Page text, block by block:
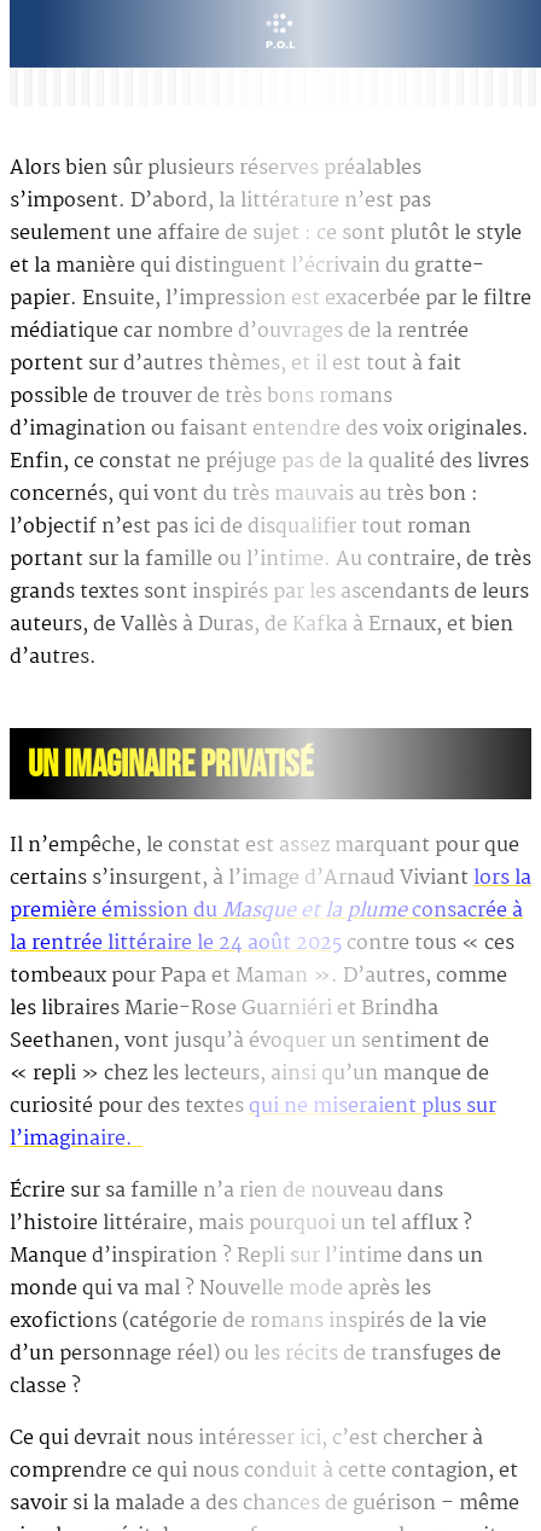
Alors bien sûr plusieurs réserves préalables
s’imposent. D’abord, la littérature n’est pas
seulement une affaire de sujet : ce sont plutôt le style
et la manière qui distinguent l’écrivain du gratte-
papier. Ensuite, l’impression est exacerbée par le filtre
médiatique car nombre d’ouvrages de la rentrée
portent sur d’autres thèmes, et il est tout à fait
possible de trouver de très bons romans
d’imagination ou faisant entendre des voix originales.
Enfin, ce constat ne préjuge pas de la qualité des livres
concernés, qui vont du très mauvais au très bon :
l’objectif n’est pas ici de disqualifier tout roman
portant sur la famille ou l’intime. Au contraire, de très
grands textes sont inspirés par les ascendants de leurs
auteurs, de Vallès à Duras, de Kafka à Ernaux, et bien
d’autres.
UN IMAGINAIRE PRIVATISÉ
Il n’empêche, le constat est assez marquant pour que
certains s’insurgent, à l’image d’Arnaud Viviantlors la
première émission duMasque et la plumeconsacrée à
la rentrée littéraire le 24 août 2025contre tous « ces
tombeaux pour Papa et Maman ». D’autres, comme
les libraires Marie-Rose Guarniéri et Brindha
Seethanen, vont jusqu’à évoquer un sentiment de
« repli » chez les lecteurs, ainsi qu’un manque de
curiosité pour des textesqui ne miseraient plus sur
l’imaginaire.
Écrire sur sa famille n’a rien de nouveau dans
l’histoire littéraire, mais pourquoi un tel afflux ?
Manque d’inspiration ? Repli sur l’intime dans un
monde qui va mal ? Nouvelle mode après les
exofictions (catégorie de romans inspirés de la vie
d’un personnage réel) ou les récits de transfuges de
classe ?
Ce qui devrait nous intéresser ici, c’est chercher à
comprendre ce qui nous conduit à cette contagion, et
savoir si la malade a des chances de guérison – même